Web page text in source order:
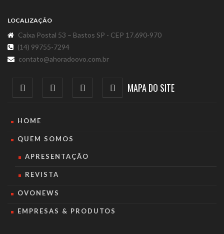
LOCALIZAÇÃO
Caixa Postal 53 – Bastos SP - CEP 17.690-970
(14) 99755-7294
contato@ahoradoovo.com.br
MAPA DO SITE
HOME
QUEM SOMOS
APRESENTAÇÃO
REVISTA
OVONEWS
EMPRESAS & PRODUTOS